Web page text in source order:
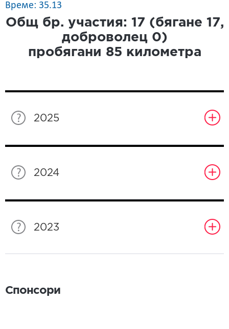
Време: 35.13
Общ бр. участия: 17 (бягане 17,
доброволец 0)
пробягани 85 километра
2025
2024
2023
Спонсори